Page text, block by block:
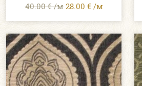
40.00 € /м 28.00 € /м